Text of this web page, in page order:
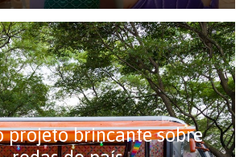
projeto brincante sobre